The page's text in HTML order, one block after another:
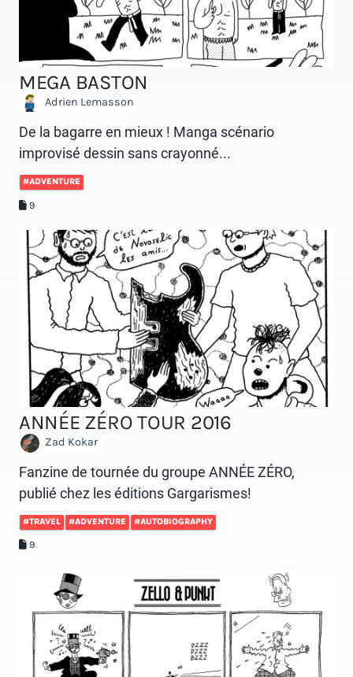
MEGA BASTON
Adrien Lemasson
De la bagarre en mieux ! Manga scénario
improvisé dessin sans crayonné...
#ADVENTURE
9
ANNÉE ZÉRO TOUR 2016
Zad Kokar
Fanzine de tournée du groupe ANNÉE ZÉRO,
publié chez les éditions Gargarismes!
#TRAVEL #ADVENTURE #AUTOBIOGRAPHY
9